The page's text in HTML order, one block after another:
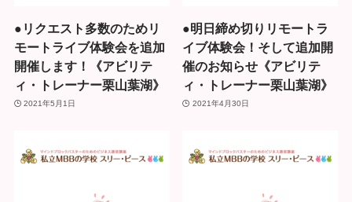
●リクエスト多数のためリ
モートライブ体験会を追加
開催します！《アビリテ
ィ・トレーナー栗山葉湖》
2021年5月1日
●明日締め切りリモートラ
イブ体験会！そして追加開
催のお知らせ《アビリテ
ィ・トレーナー栗山葉湖》
2021年4月30日